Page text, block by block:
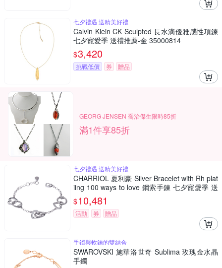
七夕禮遇 送精美好禮
Calvin Klein CK Sculpted 長水滴優雅感性項鍊
七夕寵愛季 送禮推薦-金 35000814
$3,420
挑戰低價 券 贈品
GEORG JENSEN 喬治傑生限時85折
滿1件享85折
七夕禮遇 送精美好禮
CHARRIOL 夏利豪 Silver Bracelet with Rh plat
iing 100 ways to love 鋼索手鍊 七夕寵愛季 送
禮推薦
$10,481
活動 券 贈品
手鐲與軟鍊的雙結合
SWAROVSKI 施華洛世奇 Sublima 玫瑰金水晶
手鐲